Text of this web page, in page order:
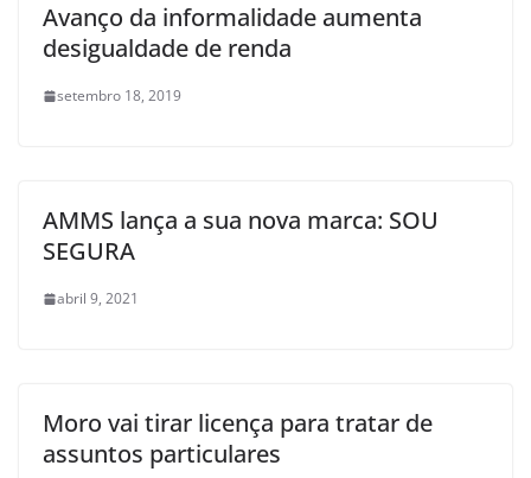
Avanço da informalidade aumenta
desigualdade de renda
setembro 18, 2019
AMMS lança a sua nova marca: SOU
SEGURA
abril 9, 2021
Moro vai tirar licença para tratar de
assuntos particulares